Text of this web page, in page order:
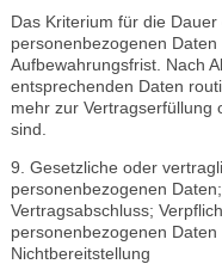
Das Kriterium für die
personenbezogenen
Aufbewahrungsfrist. Nach
entsprechenden Daten
mehr zur Vertragserfüllung
sind.
9. Gesetzliche oder
personenbezogenen
Vertragsabschluss;
personenbezogenen
Nichtbereitstellung